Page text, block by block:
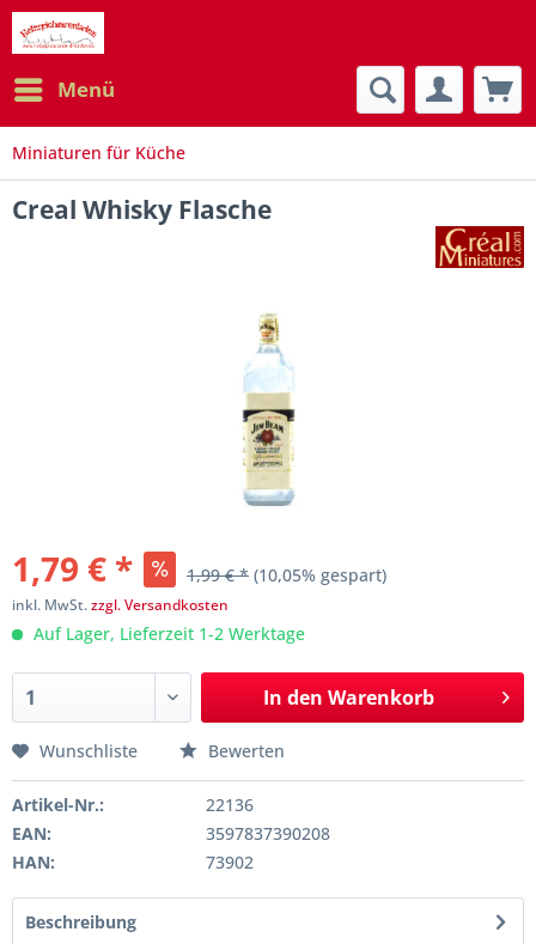
Menü
Miniaturen für Küche
Creal Whisky Flasche
1,79 € * 1,99 € * (10,05% gespart)
inkl. MwSt.zzgl. Versandkosten
Auf Lager, Lieferzeit 1-2 Werktage
In den Warenkorb
Wunschliste Bewerten
Artikel-Nr.:
22136
EAN:
3597837390208
HAN:
73902
Beschreibung